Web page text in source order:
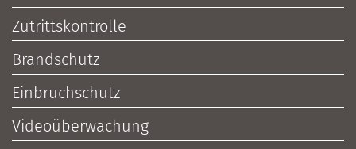
Zutrittskontrolle
Brandschutz
Einbruchschutz
Videoüberwachung